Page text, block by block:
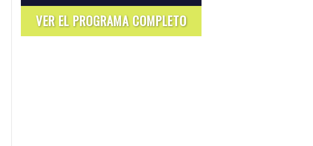
VER EL PROGRAMA COMPLETO